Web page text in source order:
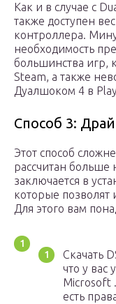
Как и в случае с
также доступен
контроллера.
необходимость
большинства игр,
Steam, а также
Дуалшоком 4 в
Способ 3:
Этот способ
рассчитан больше
заключается в
которые позволят
Для этого вам
Скачать
что у вас
Microsoft
есть